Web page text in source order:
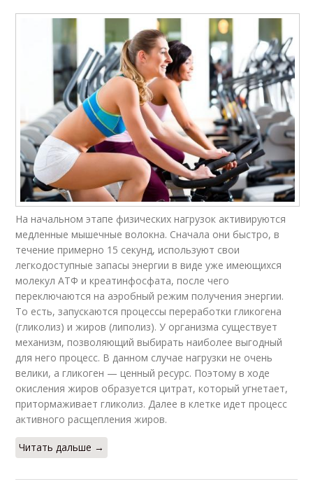
На начальном этапе физических нагрузок активируются
медленные мышечные волокна. Сначала они быстро, в
течение примерно 15 секунд, используют свои
легкодоступные запасы энергии в виде уже имеющихся
молекул АТФ и креатинфосфата, после чего
переключаются на аэробный режим получения энергии.
То есть, запускаются процессы переработки гликогена
(гликолиз) и жиров (липолиз). У организма существует
механизм, позволяющий выбирать наиболее выгодный
для него процесс. В данном случае нагрузки не очень
велики, а гликоген — ценный ресурс. Поэтому в ходе
окисления жиров образуется цитрат, который угнетает,
притормаживает гликолиз. Далее в клетке идет процесс
активного расщепления жиров.
Читать дальше →